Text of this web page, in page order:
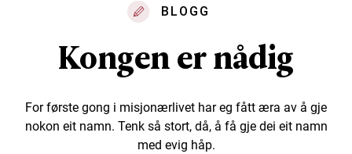
BLOGG
Kongen er nådig
For første gong i misjonærlivet har eg fått æra av å gje
nokon eit namn. Tenk så stort, då, å få gje dei eit namn
med evig håp.